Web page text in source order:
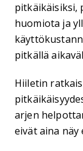
pitkäikäisiksi,
huomiota ja
pitkällä
Hiiletin
arjen
eivät aina näy